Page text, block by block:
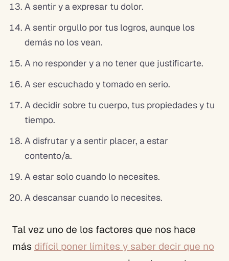
A sentir y a expresar tu dolor.
A sentir orgullo por tus logros, aunque los
demás no los vean.
A no responder y a no tener que justificarte.
A ser escuchado y tomado en serio.
A decidir sobre tu cuerpo, tus propiedades y tu
tiempo.
A disfrutar y a sentir placer, a estar
contento/a.
A estar solo cuando lo necesites.
A descansar cuando lo necesites.
Tal vez uno de los factores que nos hace
más difícil poner límites y saber decir que no